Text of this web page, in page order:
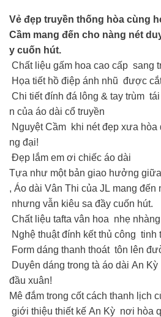
Vẻ đẹp truyền thống hòa cùng
Cầm mang đến cho nàng nét
y cuốn hút.
Chất liệu gấm hoa cao cấp sang
Họa tiết hồ điệp ánh nhũ được
Chi tiết đính đá lông & tay trùm
n của áo dài cổ truyền
Nguyệt Cầm khi nét đẹp xưa
ng đại!
Đẹp lắm em ơi chiếc áo dài
Tựa như một bản giao hưởng
, Áo dài Vân Thi của JL mang đến
nhưng vẫn kiêu sa đầy cuốn hút.
Chất liệu tafta vân hoa nhẹ
Nghệ thuật đính kết thủ công tinh
Form dáng thanh thoát tôn lên
Duyên dáng trong tà áo dài An
đầu xuân!
Mê đắm trong cốt cách thanh lịch
giới thiệu thiết kế An Kỳ nơi hòa